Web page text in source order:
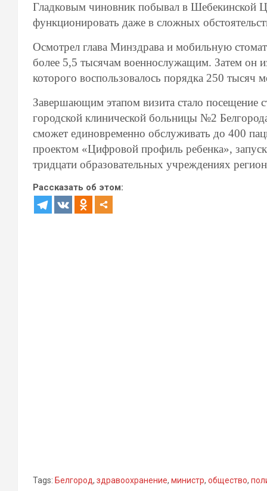
Гладковым чиновник побывал в Шебекинской
функционировать даже в сложных
Осмотрел глава Минздрава и мобильную
более 5,5 тысячам военнослужащим. Затем он
которого воспользовалось порядка 250 тысяч
Завершающим этапом визита стало посещение
городской клинической больницы №2
сможет единовременно обслуживать до 400
проектом «Цифровой профиль ребенка»,
тридцати образовательных учреждениях
Рассказать об этом:
Tags: Белгород, здравоохранение, министр, общество,